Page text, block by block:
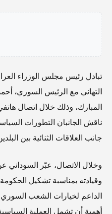
تبادل رئيس مجلس الوزراء
التهاني مع الرئيس السوري،
المبارك، وذلك خلال اتصال
ناقش الجانبان التطورات
جانب العلاقات الثنائية بين
وخلال الاتصال، عبّر السوداني
وقيادته بمناسبة تشكيل
الداعم لخيارات الشعب
أهمية أن تشمل العملية